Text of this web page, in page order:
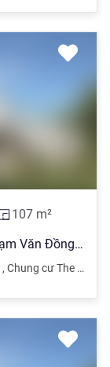
107 m²
Bán CĂN GÓC 107m2 tòa The NINE Phạm Văn Đồng, FULL NỘI THẤT, View cầu vượt, giá 7 Tỷ
, Chung cư The Nine - Quận Cầu Giấy - Hà Nội